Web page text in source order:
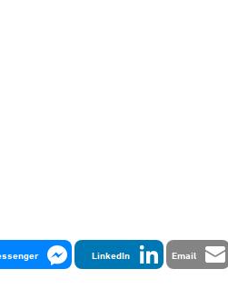
Email
LinkedIn